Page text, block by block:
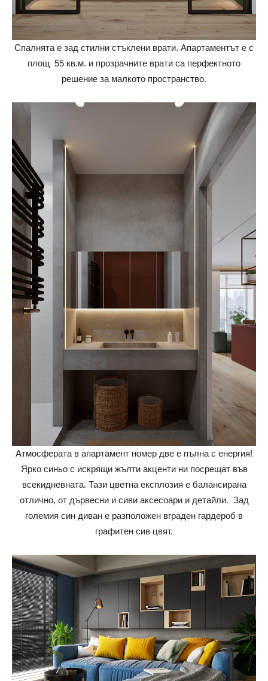
Спалнята е зад стилни стъклени врати. Апартаментът е с
площ 55 кв.м. и прозрачните врати са перфектното
решение за малкото пространство.
Атмосферата в апартамент номер две е пълна с енергия!
Ярко синьо с искрящи жълти акценти ни посрещат във
всекидневната. Тази цветна експлозия е балансирана
отлично, от дървесни и сиви аксесоари и детайли. Зад
големия син диван е разположен вграден гардероб в
графитен сив цвят.